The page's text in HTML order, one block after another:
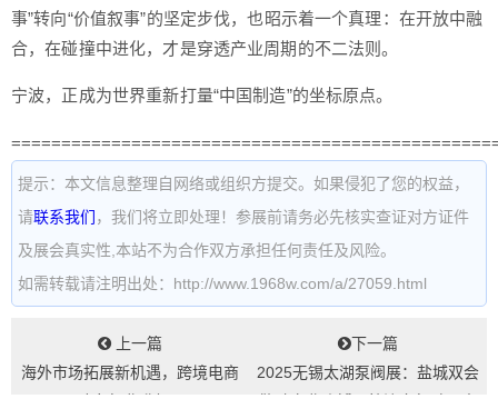
事”转向“价值叙事”的坚定步伐，也昭示着一个真理：在开放中融
合，在碰撞中进化，才是穿透产业周期的不二法则。
宁波，正成为世界重新打量“中国制造”的坐标原点。
提示：本文信息整理自网络或组织方提交。如果侵犯了您的权益，
请联系我们 ，我们将立即处理！参展前请务必先核实查证对方证件
及展会真实性,本站不为合作双方承担任何责任及风险。
如需转载请注明出处：http://www.1968w.com/a/27059.html
上一篇
海外市场拓展新机遇，跨境电商
下一篇
2025无锡太湖泵阀展：盐城双会